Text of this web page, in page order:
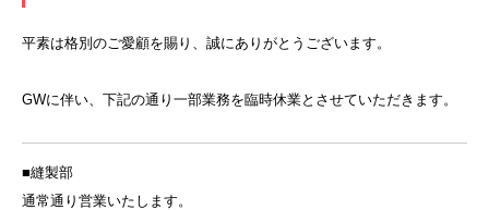
平素は格別のご愛顧を賜り、誠にありがとうございます。
GWに伴い、下記の通り一部業務を臨時休業とさせていただきます。
■縫製部
通常通り営業いたします。